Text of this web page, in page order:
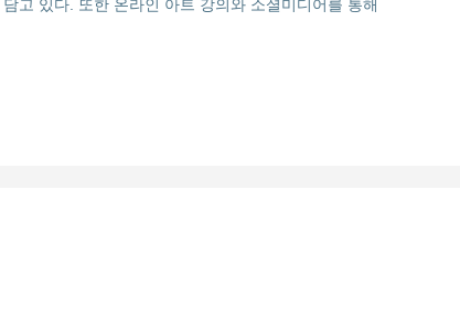
고 있다. 또한 온라인 아트 강의와 소셜미디어를 통해